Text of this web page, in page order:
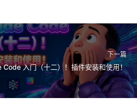
下一篇
Code 入门（十二）！插件安装和使用！